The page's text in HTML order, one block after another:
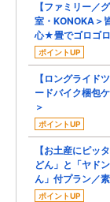
【ファミリー／
室・KONOKA＞
心★畳でゴロゴロ
ポイントUP
【ロングライド
ードバイク梱包
＞
ポイントUP
【お土産にピッ
どん」と「ヤド
ん」付プラン／
ポイントUP